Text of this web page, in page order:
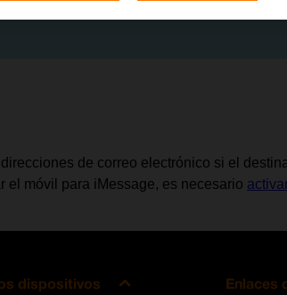
de correo electrónico si el
el móvil para iMessage, es necesario
dispositivos Enlaces